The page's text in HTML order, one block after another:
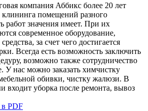
компания Аббикс более 20 лет
клининга помещений разного
работ значения имеет. При их
современное оборудование,
за счет чего достигается
Всегда есть возможность заключить
возможно также сотрудничество
У нас можно заказать химчистку
обивки, чистку жалюзи. В
входит уборка после ремонта, вывоз
в PDF